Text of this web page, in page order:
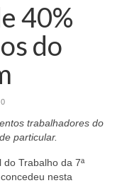
40%
do
0
trabalhadores do
particular.
Trabalho da 7ª
nesta